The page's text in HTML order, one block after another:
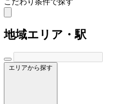
地域エリア・駅
エリアから探す